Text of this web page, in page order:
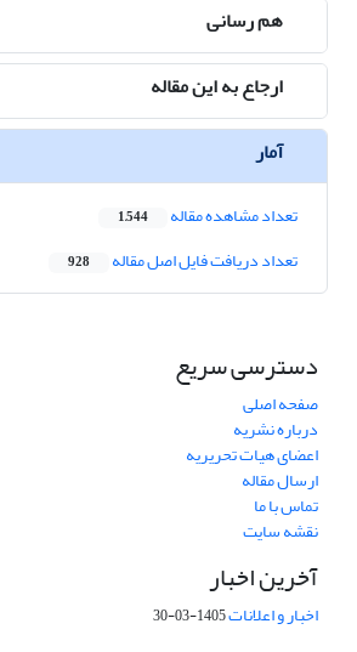
هم رسانی
ارجاع به این مقاله
آمار
تعداد مشاهده مقاله 1,544
تعداد دریافت فایل اصل مقاله 928
دسترسی سریع
صفحه اصلی
درباره نشریه
اعضای هیات تحریریه
ارسال مقاله
تماس با ما
نقشه سایت
آخرین اخبار
اخبار و اعلانات1405-03-30